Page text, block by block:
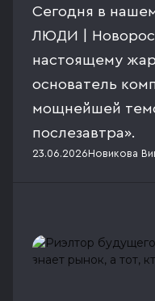
Сегодня в
ЛЮДИ |
настоящему
основатель
мощнейшей
послезавтра».
23.06.2026 Новикова